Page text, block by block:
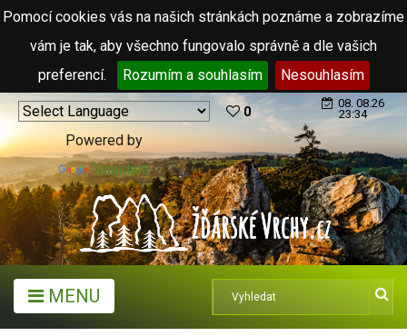
Pomocí cookies vás na našich stránkách poznáme a zobrazíme
vám je tak, aby všechno fungovalo správně a dle vašich
preferencí.
Rozumím a souhlasím Nesouhlasím
Powered by
Translate
0
08. 08.26
23:34
MENU